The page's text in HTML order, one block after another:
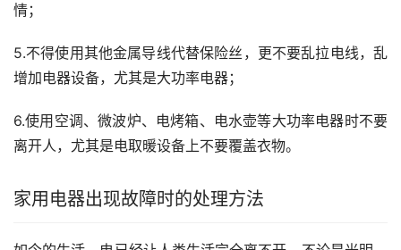
情；
5.不得使用其他金属导线代替保险丝，更不要乱拉电线，乱
增加电器设备，尤其是大功率电器；
6.使用空调、微波炉、电烤箱、电水壶等大功率电器时不要
离开人，尤其是电取暖设备上不要覆盖衣物。
家用电器出现故障时的处理方法